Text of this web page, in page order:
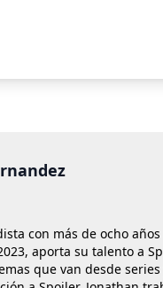
con más de ocho
aporta su talento a
que van desde